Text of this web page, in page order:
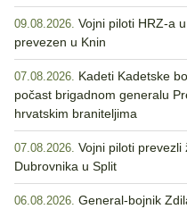
09.08.2026. Vojni piloti HRZ-a
prevezen u Knin
07.08.2026. Kadeti Kadetske
počast brigadnom generalu
hrvatskim braniteljima
07.08.2026. Vojni piloti
Dubrovnika u Split
06.08.2026. General-bojnik